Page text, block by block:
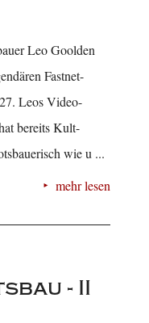
Leo Goolden
Fastnet-
Leos Video-
bereits Kult-
wie u ...
mehr lesen
- II